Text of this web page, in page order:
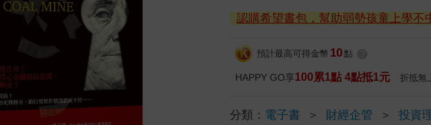
認購希望書包，幫助弱勢孩童上學不
預計最高可得金幣 10 點
HAPPY GO享100累1點 4點抵1元 折抵無
分類： 電子書 ＞ 財經企管 ＞ 投資